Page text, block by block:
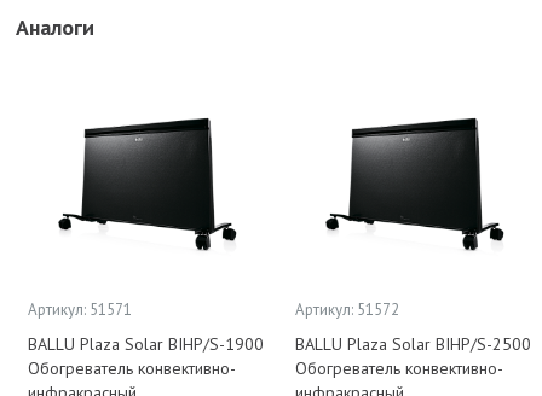
Аналоги
Артикул: 51571
BALLU Plaza Solar BIHP/S-1900
Обогреватель конвективно-
Артикул: 51572
BALLU Plaza Solar BIHP/S-2500
Обогреватель конвективно-